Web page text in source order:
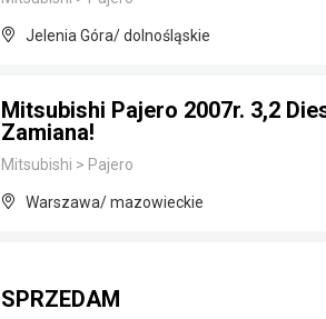
Jelenia Góra/ dolnośląskie
Mitsubishi Pajero 2007r. 3,2
Zamiana!
Mitsubishi > Pajero
Warszawa/ mazowieckie
SPRZEDAM